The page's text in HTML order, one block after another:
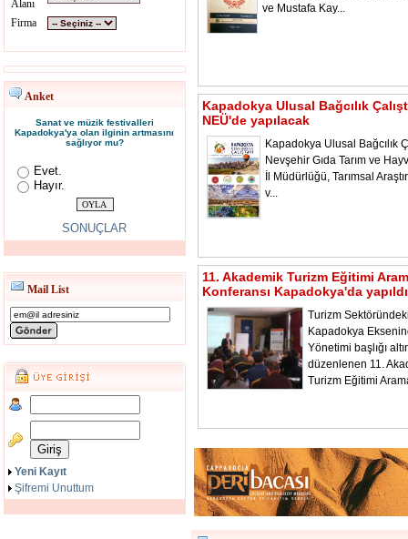
Alanı
Firma
Anket
Sanat ve müzik festivalleri
Kapadokya'ya olan ilginin artmasını
sağlıyor mu?
Evet.
Hayır.
SONUÇLAR
Mail List
Yeni Kayıt
Şifremi Unuttum
ve Mustafa Kay...
Kapadokya Ulusal Bağcılık
NEÜ'de yapılacak
Kapadokya Ulusal Bağcılık
Nevşehir Gıda Tarım ve
İl Müdürlüğü, Tarımsal
v...
11. Akademik Turizm Eğitimi
Konferansı Kapadokya'da yapıldı
Turizm
Kapadokya
Yönetimi başlığı
düzenlenen 11.
Turizm Eğitimi